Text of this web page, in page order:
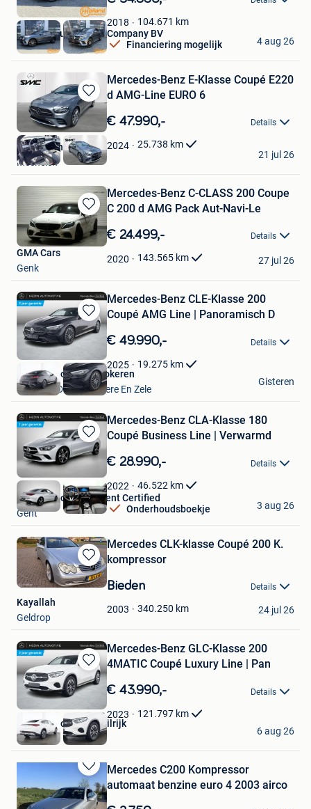
Mijn
Favorieten
2018 104.671 km
Financiering mogelijk
Holland Automotive Company BV
Weert
4 aug 26
Bewaren
in
Mijn
Favorieten
Mercedes-Benz E-Klasse Coupé E220
d AMG-Line EURO 6
€ 47.990,- Details
2024 25.738 km
SMC Mechelen
Mechelen
21 jul 26
Bewaren
in
Mijn
Favorieten
Mercedes-Benz C-CLASS 200 Coupe
C 200 d AMG Pack Aut-Navi-Le
€ 24.499,- Details
2020 143.565 km
GMA Cars
Genk
27 jul 26
Bewaren
in
Favorieten
Mercedes-Benz CLE-Klasse 200
Coupé AMG Line | Panoramisch D
€ 49.990,- Details
2025 19.275 km
Hedin Automotive Lokeren
Lokeren+Deel Overmere En Zele
Gisteren
Bewaren
in
Favorieten
Mercedes-Benz CLA-Klasse 180
Coupé Business Line | Verwarmd
€ 28.990,- Details
2022 46.522 km
Onderhoudsboekje
Hedin Automotive Gent Certified
Gent
3 aug 26
Bewaren
in
Favorieten
Mercedes CLK-klasse Coupé 200 K.
kompressor
Bieden Details
2003 340.250 km
Kayallah
Geldrop
24 jul 26
Bewaren
in
Mijn
Favorieten
Mercedes-Benz GLC-Klasse 200
4MATIC Coupé Luxury Line | Pan
€ 43.990,- Details
2023 121.797 km
Hedin Automotive Wilrijk
Wilrijk
6 aug 26
Bewaren
in
Mijn
Mercedes C200 Kompressor
automaat benzine euro 4 2003 airco